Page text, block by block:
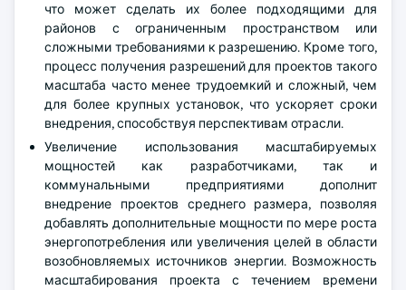
что может сделать их более подходящими для
районов с ограниченным пространством или
сложными требованиями к разрешению. Кроме того,
процесс получения разрешений для проектов такого
масштаба часто менее трудоемкий и сложный, чем
для более крупных установок, что ускоряет сроки
внедрения, способствуя перспективам отрасли.
Увеличение использования масштабируемых
мощностей как разработчиками, так и
коммунальными предприятиями дополнит
внедрение проектов среднего размера, позволяя
добавлять дополнительные мощности по мере роста
энергопотребления или увеличения целей в области
возобновляемых источников энергии. Возможность
масштабирования проекта с течением времени